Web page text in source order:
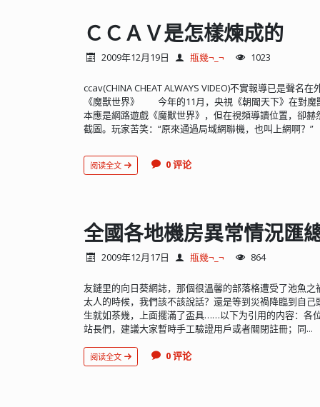
ＣＣＡＶ是怎樣煉成的
2009年12月19日 瓶幾¬_¬ 1023
ccav(CHINA CHEAT ALWAYS VIDEO)不實報導已是聲名
《魔獸世界》 今年的11月，央視《朝聞天下》在對魔
本應是網路遊戲《魔獸世界》，但在視頻導讀位置，卻
截圖。玩家苦笑：“原來通過局域網聯機，也叫上網啊？”
阅读全文 0 评论
全國各地機房異常情況匯
2009年12月17日 瓶幾¬_¬ 864
友鏈里的向日葵網誌，那個很溫馨的部落格遭受了池魚
太人的時候，我們該不該說話？還是等到災禍降臨到自
生就如茶幾，上面擺滿了盃具……以下为引用的内容：各
站長們，建議大家暫時手工驗證用戶或者關閉註冊；同...
阅读全文 0 评论